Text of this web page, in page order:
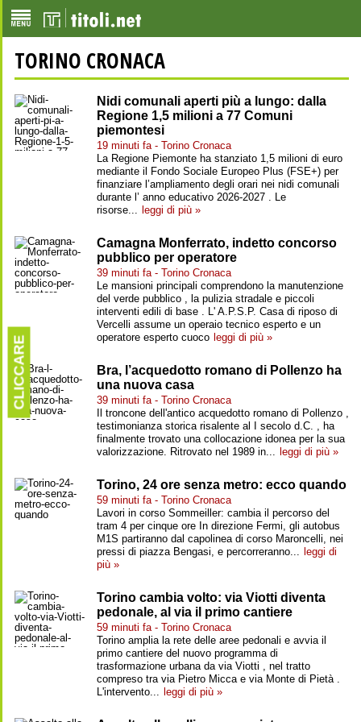
TORINO CRONACA
Nidi comunali aperti più a lungo: dalla
Regione 1,5 milioni a 77 Comuni
piemontesi
19 minuti fa - Torino Cronaca
La Regione Piemonte ha stanziato 1,5 milioni di euro
mediante il Fondo Sociale Europeo Plus (FSE+) per
finanziare l’ampliamento degli orari nei nidi comunali
durante l’ anno educativo 2026-2027 . Le
risorse... leggi di più »
Camagna Monferrato, indetto concorso
pubblico per operatore
39 minuti fa - Torino Cronaca
Le mansioni principali comprendono la manutenzione
del verde pubblico , la pulizia stradale e piccoli
interventi edili di base . L' A.P.S.P. Casa di riposo di
Vercelli assume un operaio tecnico esperto e un
operatore esperto cuoco leggi di più »
Bra, l’acquedotto romano di Pollenzo ha
una nuova casa
39 minuti fa - Torino Cronaca
Il troncone dell'antico acquedotto romano di Pollenzo ,
testimonianza storica risalente al I secolo d.C. , ha
finalmente trovato una collocazione idonea per la sua
valorizzazione. Ritrovato nel 1989 in... leggi di più »
Torino, 24 ore senza metro: ecco quando
59 minuti fa - Torino Cronaca
Lavori in corso Sommeiller: cambia il percorso del
tram 4 per cinque ore In direzione Fermi, gli autobus
M1S partiranno dal capolinea di corso Maroncelli, nei
pressi di piazza Bengasi, e percorreranno... leggi di
più »
Torino cambia volto: via Viotti diventa
pedonale, al via il primo cantiere
59 minuti fa - Torino Cronaca
Torino amplia la rete delle aree pedonali e avvia il
primo cantiere del nuovo programma di
trasformazione urbana da via Viotti , nel tratto
compreso tra via Pietro Micca e via Monte di Pietà .
L'intervento... leggi di più »
CLICCARE